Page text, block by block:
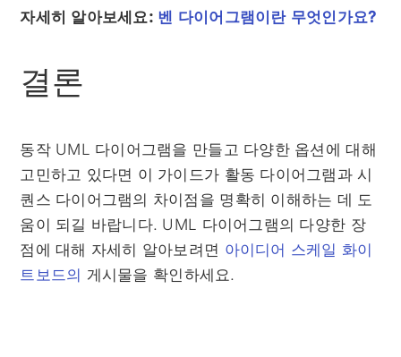
자세히 알아보세요: 벤 다이어그램이란 무엇인가요?
결론
동작 UML 다이어그램을 만들고 다양한 옵션에 대해
고민하고 있다면 이 가이드가 활동 다이어그램과 시
퀀스 다이어그램의 차이점을 명확히 이해하는 데 도
움이 되길 바랍니다. UML 다이어그램의 다양한 장
점에 대해 자세히 알아보려면 아이디어 스케일 화이
트보드의 게시물을 확인하세요.